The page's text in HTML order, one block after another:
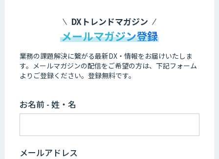
DXトレンドマガジン
メールマガジン登録
業務の課題解決に繋がる最新DX・情報をお届けいたしま
す。 メールマガジンの配信をご希望の方は、下記フォーム
よりご登録ください。登録無料です。
お名前 - 姓・名
メールアドレス